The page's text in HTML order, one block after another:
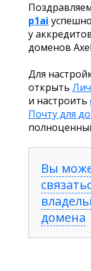
p1ai
у
доменов
Для
открыть
и настроить
Почту для
Вы
домена